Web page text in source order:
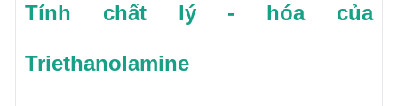
Tính chất lý - hóa của
Triethanolamine